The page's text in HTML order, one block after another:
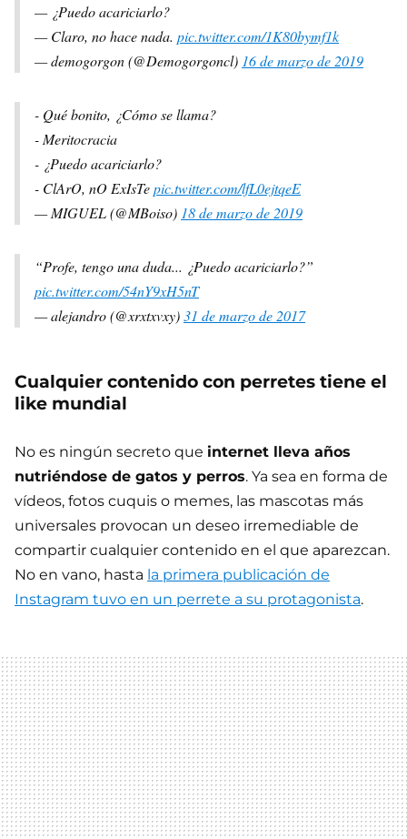
— ¿Puedo acariciarlo?
— Claro, no hace nada. pic.twitter.com/1K80bymf1k
— demogorgon (@Demogorgoncl) 16 de marzo de 2019
- Qué bonito, ¿Cómo se llama?
- Meritocracia
- ¿Puedo acariciarlo?
- ClArO, nO ExIsTepic.twitter.com/lfL0ejtqeE
— MIGUEL (@MBoiso) 18 de marzo de 2019
“Profe, tengo una duda... ¿Puedo acariciarlo?”
pic.twitter.com/54nY9xH5nT
— alejandro (@xrxtxvxy)31 de marzo de 2017
Cualquier contenido con perretes tiene el
like mundial
No es ningún secreto que internet lleva años
nutriéndose de gatos y perros. Ya sea en forma de
vídeos, fotos cuquis o memes, las mascotas más
universales provocan un deseo irremediable de
compartir cualquier contenido en el que aparezcan.
No en vano, hasta la primera publicación de
Instagram tuvo en un perrete a su protagonista.